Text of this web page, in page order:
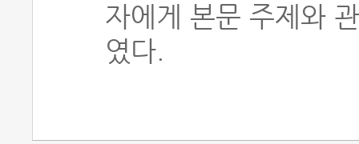
자에게 본문 주제와
였다.